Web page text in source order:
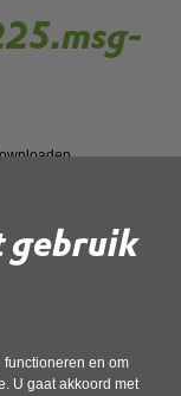
gebruik
en om
U gaat akkoord met